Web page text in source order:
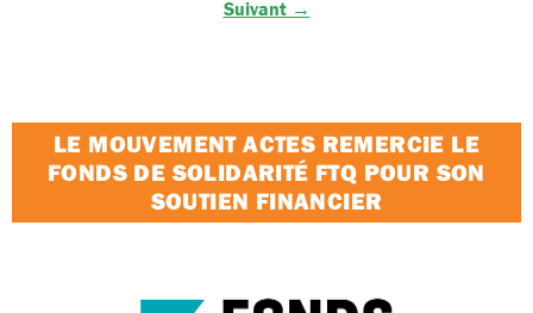
Suivant →
LE MOUVEMENT ACTES REMERCIE LE
FONDS DE SOLIDARITÉ FTQ POUR SON
SOUTIEN FINANCIER